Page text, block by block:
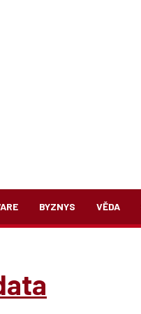
BYZNYS VĚDA